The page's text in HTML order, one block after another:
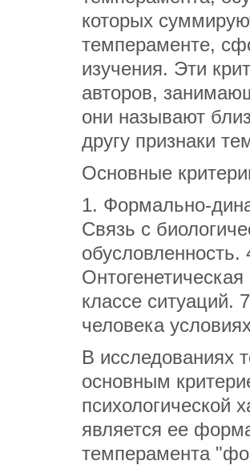
которых
темпераменте,
изучения. Эти
авторов,
они называют
другу признаки
Основные
1. Формально-
Связь с
классе ситуаций.
человека
В исследованиях
основным
психологической
является ее
темперамента